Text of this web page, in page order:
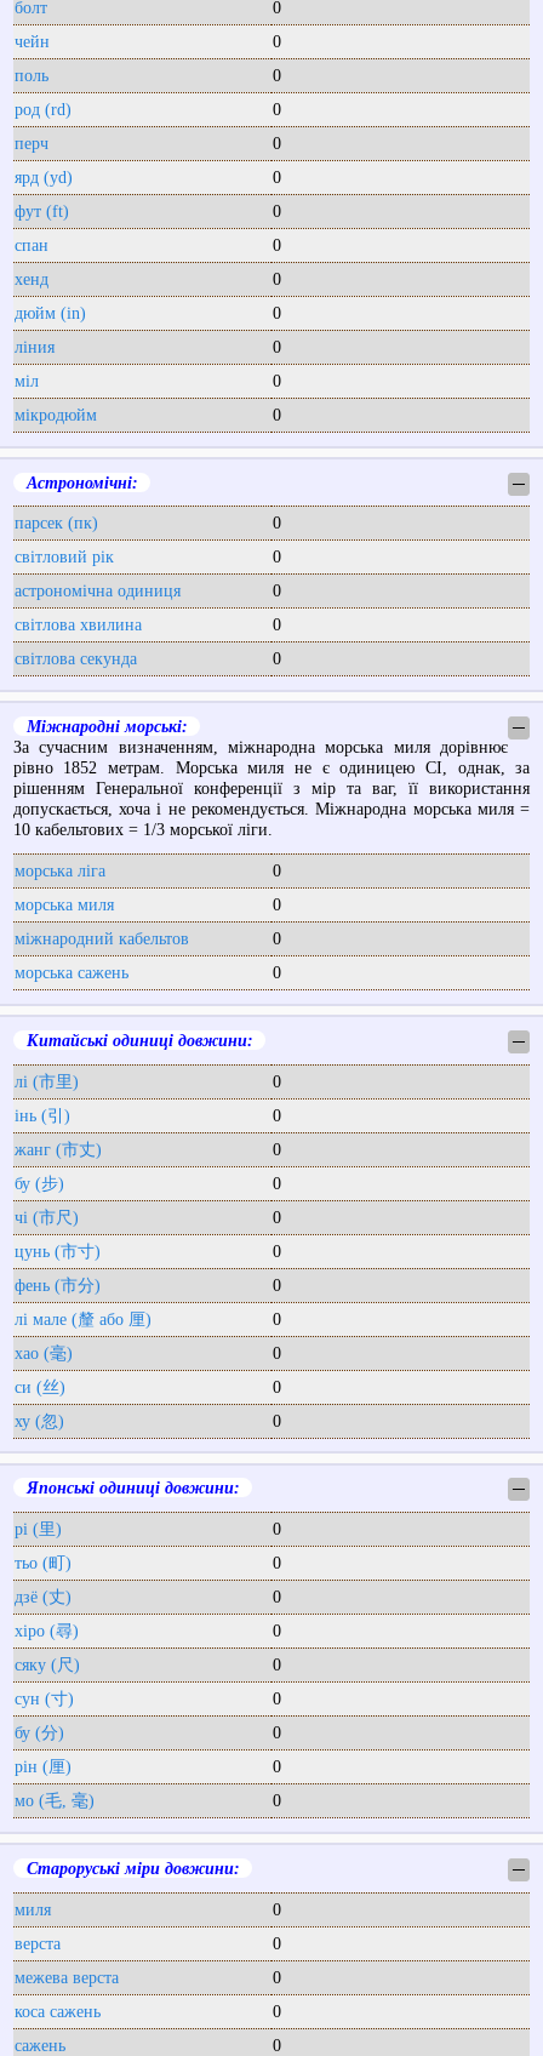
болт
0
чейн
0
поль
0
род (rd)
0
перч
0
ярд (yd)
0
фут (ft)
0
спан
0
хенд
0
дюйм (in)
0
ліния
0
міл
0
мікродюйм
0
Астрономічні: ─
парсек (пк)
0
світловий рік
0
астрономічна одиниця
0
світлова хвилина
0
світлова секунда
0
Міжнародні морські:
─
За сучасним визначенням, міжнародна морська миля дорівнює
рівно 1852 метрам. Морська миля не є одиницею СІ, однак, за
рішенням Генеральної конференції з мір та ваг, її використання
допускається, хоча і не рекомендується. Міжнародна морська миля =
10 кабельтових = 1/3 морської ліги.
морська ліга
0
морська миля
0
міжнародний кабельтов
0
морська сажень
0
Китайські одиниці довжини: ─
лі (市里)
0
інь (引)
0
жанг (市丈)
0
бу (步)
0
чі (市尺)
0
цунь (市寸)
0
фень (市分)
0
лі мале (釐 або 厘)
0
хао (毫)
0
си (丝)
0
ху (忽)
0
Японські одиниці довжини: ─
рі (里)
0
тьо (町)
0
дзё (丈)
0
хіро (尋)
0
сяку (尺)
0
сун (寸)
0
бу (分)
0
рін (厘)
0
мо (毛, 毫)
0
Староруські міри довжини: ─
миля
0
верста
0
межева верста
0
коса сажень
0
сажень
0